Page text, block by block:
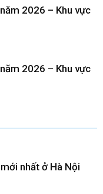
2026 – Khu vực
2026 – Khu vực
nhất ở Hà Nội